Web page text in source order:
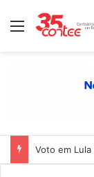
Menu
Voto em